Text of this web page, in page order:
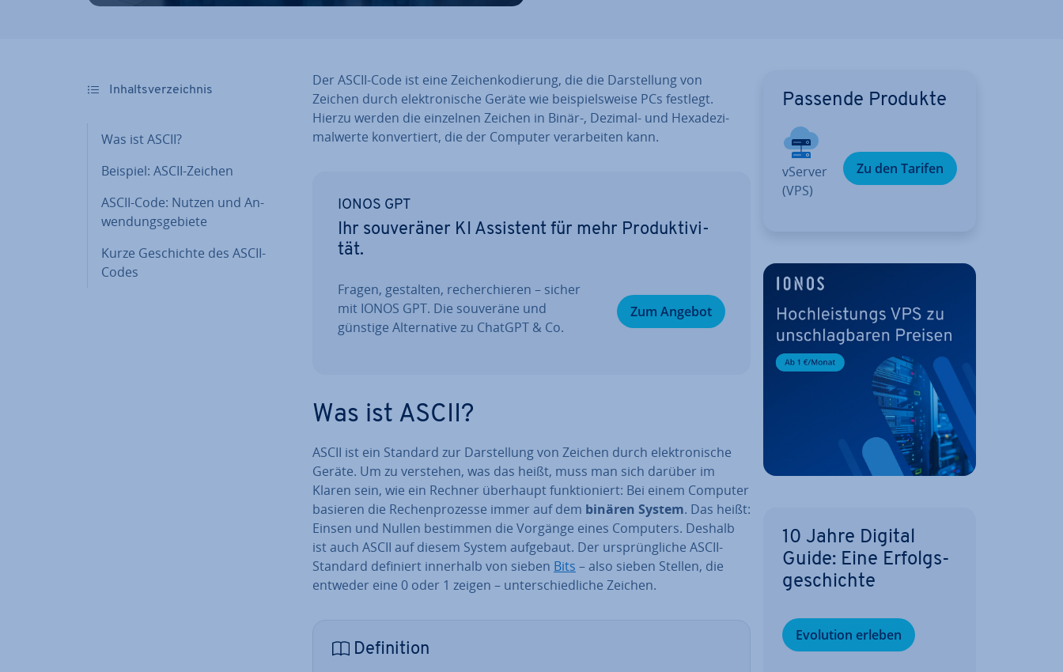
In­halts­ver­zeich­nis
Was ist ASCII?
Beispiel: ASCII-Zeichen
ASCII-Code: Nutzen und An­
wen­dungs­ge­bie­te
Kurze Ge­schich­te des ASCII-
Codes
Der ASCII-Code ist eine Zei­chen­ko­die­rung, die die Dar­stel­lung von
Zeichen durch elek­tro­ni­sche Geräte wie bei­spiels­wei­se PCs festlegt.
Hierzu werden die einzelnen Zeichen in Binär-, Dezimal- und He­xa­de­zi­
mal­wer­te kon­ver­tiert, die der Computer ver­ar­bei­ten kann.
IONOS GPT
Ihr sou­ve­rä­ner KI Assistent für mehr Pro­duk­ti­vi­
tät.
Fragen, gestalten, re­cher­chie­ren – sicher
mit IONOS GPT. Die souveräne und
günstige Al­ter­na­ti­ve zu ChatGPT & Co.
Zum Angebot
Was ist ASCII?
ASCII ist ein Standard zur Dar­stel­lung von Zeichen durch elek­tro­ni­sche
Geräte. Um zu verstehen, was das heißt, muss man sich darüber im
Klaren sein, wie ein Rechner überhaupt funk­tio­niert: Bei einem Computer
basieren die Re­chen­pro­zes­se immer auf dem binären System. Das heißt:
Einsen und Nullen bestimmen die Vorgänge eines Computers. Deshalb
ist auch ASCII auf diesem System aufgebaut. Der ur­sprüng­li­che ASCII-
Standard definiert innerhalb von sieben Bits – also sieben Stellen, die
entweder eine 0 oder 1 zeigen – un­ter­schied­li­che Zeichen.
De­fi­ni­ti­on
Passende Produkte
vServer
(VPS)
Zu den Tarifen
10 Jahre Digital
Guide: Eine Er­folgs­
ge­schich­te
Evolution erleben